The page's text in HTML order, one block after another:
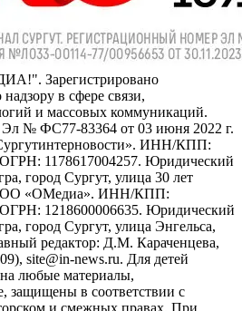
Зарегистрировано
в сфере связи,
и массовых коммуникаций.
№ ФС77-83364 от 03 июня 2022 г.
ИНН/КПП:
1178617004257. Юридический
город Сургут, улица 30 лет
«ОМедиа». ИНН/КПП:
ОГРН: 1218600006635. Юридический
город Сургут, улица Энгельса,
редактор: Д.М. Караченцева,
site@in-news.ru. Для детей
любые материалы,
защищены в соответствии с
и смежных правах. При